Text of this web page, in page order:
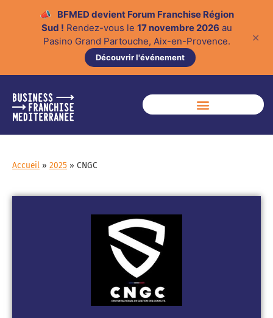
📣
BFMED devient Forum Franchise Région
Sud ! Rendez-vous le 17 novembre 2026 au
Pasino Grand Partouche, Aix-en-Provence.
Découvrir l'événement
✕
Accueil » 2025 » CNGC